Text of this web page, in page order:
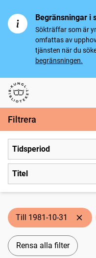
Begränsningar i
Sökträffar som är
omfattas av
tjänsten när du
begränsningen.
Svenska tidningar
Filtrera
Tidsperiod
Titel
Till 1981-10-31
Rensa alla filter